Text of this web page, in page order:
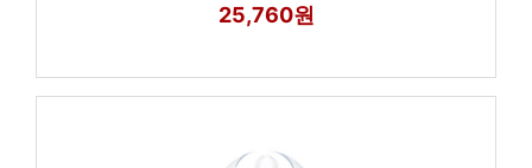
25,760원